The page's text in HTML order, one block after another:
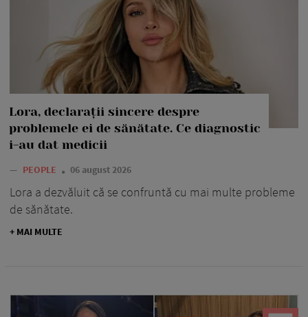
Lora, declarații sincere despre
problemele ei de sănătate. Ce diagnostic
i-au dat medicii
— PEOPLE 06 august 2026
Lora a dezvăluit că se confruntă cu mai multe probleme
de sănătate.
+ MAI MULTE